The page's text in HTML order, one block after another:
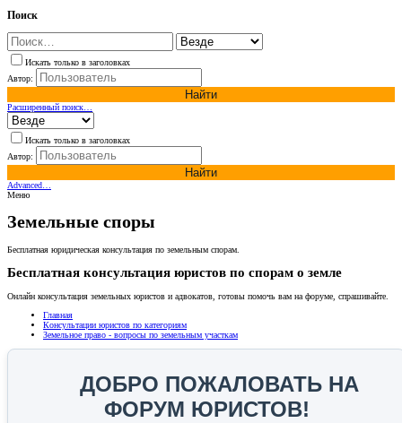
Поиск
Искать только в заголовках
Автор:
Найти
Расширенный поиск…
Искать только в заголовках
Автор:
Найти
Advanced…
Меню
Земельные споры
Бесплатная юридическая консультация по земельным спорам.
Бесплатная консультация юристов по спорам о земле
Онлайн консультация земельных юристов и адвокатов, готовы помочь вам на форуме, спрашивайте.
Главная
Консультации юристов по категориям
Земельное право - вопросы по земельным участкам
ДОБРО ПОЖАЛОВАТЬ НА
ФОРУМ ЮРИСТОВ!